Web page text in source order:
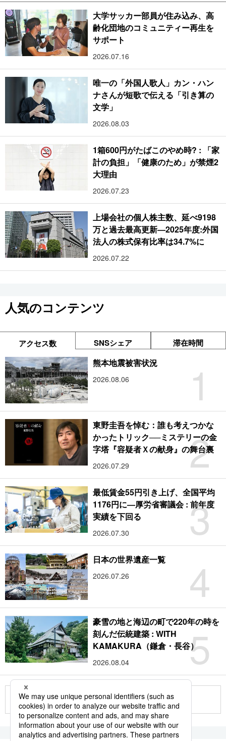
大学サッカー部員が住み込み、高
齢化団地のコミュニティー再生を
サポート
2026.07.16
唯一の「外国人歌人」カン・ハン
ナさんが短歌で伝える「引き算の
文学」
2026.08.03
1箱600円がたばこのやめ時? : 「家
計の負担」「健康のため」が禁煙2
大理由
2026.07.23
上場会社の個人株主数、延べ9198
万と過去最高更新―2025年度:外国
法人の株式保有比率は34.7%に
2026.07.22
人気のコンテンツ
アクセス数 SNSシェア 滞在時間
1
熊本地震被害状況
2026.08.06
2
東野圭吾を悼む：誰も考えつかな
かったトリック──ミステリーの金
字塔『容疑者Ｘの献身』の舞台裏
2026.07.29
3
最低賃金55円引き上げ、全国平均
1176円に―厚労省審議会 : 前年度
実績を下回る
2026.07.30
4
日本の世界遺産一覧
2026.07.26
5
豪雪の地と海辺の町で220年の時を
刻んだ伝統建築 : WITH
KAMAKURA（鎌倉・長谷）
2026.08.04
もっと見る